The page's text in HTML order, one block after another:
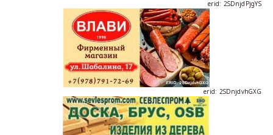
erid: 2SDnjdvhGXG